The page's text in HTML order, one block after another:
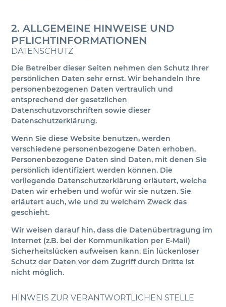
2. ALLGEMEINE HINWEISE UND
PFLICHTINFORMATIONEN
DATENSCHUTZ
Die Betreiber dieser Seiten nehmen den Schutz Ihrer
persönlichen Daten sehr ernst. Wir behandeln Ihre
personenbezogenen Daten vertraulich und
entsprechend der gesetzlichen
Datenschutzvorschriften sowie dieser
Datenschutzerklärung.
Wenn Sie diese Website benutzen, werden
verschiedene personenbezogene Daten erhoben.
Personenbezogene Daten sind Daten, mit denen Sie
persönlich identifiziert werden können. Die
vorliegende Datenschutzerklärung erläutert, welche
Daten wir erheben und wofür wir sie nutzen. Sie
erläutert auch, wie und zu welchem Zweck das
geschieht.
Wir weisen darauf hin, dass die Datenübertragung im
Internet (z.B. bei der Kommunikation per E-Mail)
Sicherheitslücken aufweisen kann. Ein lückenloser
Schutz der Daten vor dem Zugriff durch Dritte ist
nicht möglich.
HINWEIS ZUR VERANTWORTLICHEN STELLE